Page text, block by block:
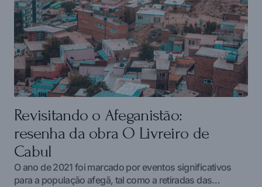
Revisitando o Afeganistão:
resenha da obra O Livreiro de
Cabul
O ano de 2021 foi marcado por eventos significativos
para a população afegã, tal como a retiradas das…